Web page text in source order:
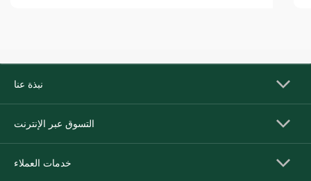
نبذة عنا
التسوق عبر الإنترنت
خدمات العملاء